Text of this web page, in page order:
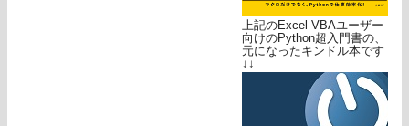
上記のExcel VBAユーザー
向けのPython超入門書の、
元になったキンドル本です
↓↓